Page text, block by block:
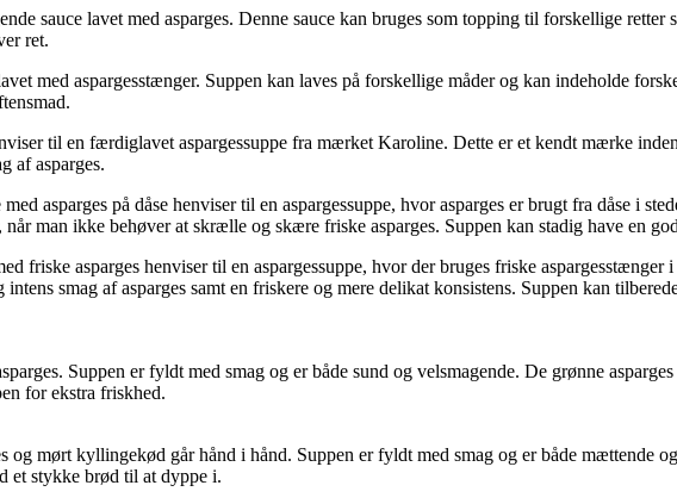
sauce lavet med asparges. Denne sauce kan bruges som topping til forskellige
ret.
med aspargesstænger. Suppen kan laves på forskellige måder og kan indeholde
til en færdiglavet aspargessuppe fra mærket Karoline. Dette er et kendt mærke
af asparges.
med asparges på dåse henviser til en aspargessuppe, hvor asparges er brugt fra dåse i
man ikke behøver at skrælle og skære friske asparges. Suppen kan stadig have en
friske asparges henviser til en aspargessuppe, hvor der bruges friske
smag af asparges samt en friskere og mere delikat konsistens. Suppen kan
Suppen er fyldt med smag og er både sund og velsmagende. De grønne
for ekstra friskhed.
og mørt kyllingekød går hånd i hånd. Suppen er fyldt med smag og er både mættende
et stykke brød til at dyppe i.